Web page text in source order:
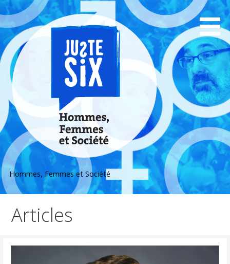
Passer
au
contenu
Hommes, Femmes et Société
Articles